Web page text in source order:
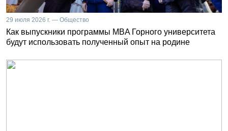
29 июля 2026 г. — Общество
Как выпускники программы MBA Горного университета
будут использовать полученный опыт на родине